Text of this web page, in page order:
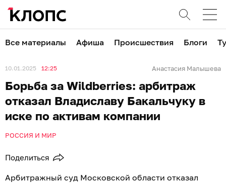
Все материалы Афиша Происшествия Блоги
10.01.2025 12:25 Анастасия Малышева
Борьба за Wildberries: арбитраж
отказал Владиславу Бакальчуку в
иске по активам компании
РОССИЯ И МИР
Поделиться
Арбитражный суд Московской области отказал